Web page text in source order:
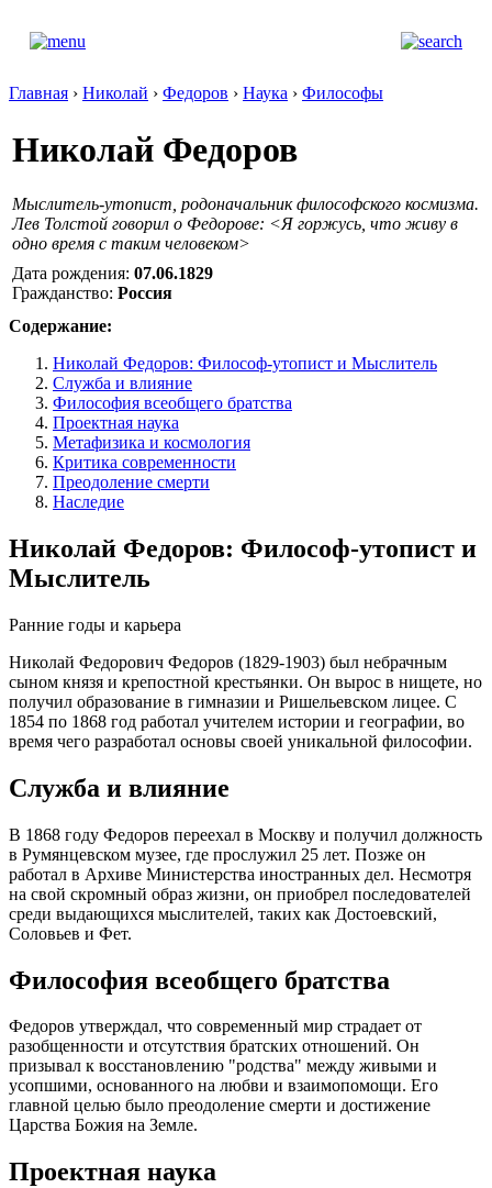
Главная › Николай › Федоров › Наука › Философы
Николай Федоров
Мыслитель-утопист, родоначальник философского космизма.
Лев Толстой говорил о Федорове: <Я горжусь, что живу в
одно время с таким человеком>
Дата рождения: 07.06.1829
Гражданство: Россия
Содержание:
Николай Федоров: Философ-утопист и Мыслитель
Служба и влияние
Философия всеобщего братства
Проектная наука
Метафизика и космология
Критика современности
Преодоление смерти
Наследие
Николай Федоров: Философ-утопист и
Мыслитель
Ранние годы и карьера
Николай Федорович Федоров (1829-1903) был небрачным
сыном князя и крепостной крестьянки. Он вырос в нищете, но
получил образование в гимназии и Ришельевском лицее. С
1854 по 1868 год работал учителем истории и географии, во
время чего разработал основы своей уникальной философии.
Служба и влияние
В 1868 году Федоров переехал в Москву и получил должность
в Румянцевском музее, где прослужил 25 лет. Позже он
работал в Архиве Министерства иностранных дел. Несмотря
на свой скромный образ жизни, он приобрел последователей
среди выдающихся мыслителей, таких как Достоевский,
Соловьев и Фет.
Философия всеобщего братства
Федоров утверждал, что современный мир страдает от
разобщенности и отсутствия братских отношений. Он
призывал к восстановлению "родства" между живыми и
усопшими, основанного на любви и взаимопомощи. Его
главной целью было преодоление смерти и достижение
Царства Божия на Земле.
Проектная наука